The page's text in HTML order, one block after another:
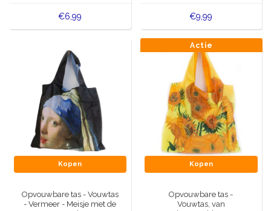
€6,99 €9,99
Kopen
Opvouwbare tas - Vouwtas
- Vermeer - Meisje met de
Actie
Kopen
Opvouwbare tas -
Vouwtas, van